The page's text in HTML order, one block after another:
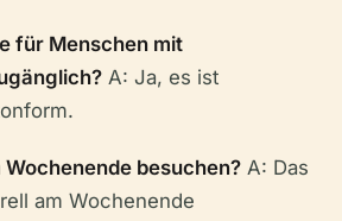
für Menschen mit
A: Ja, es ist
Wochenende besuchen? A: Das
am Wochenende